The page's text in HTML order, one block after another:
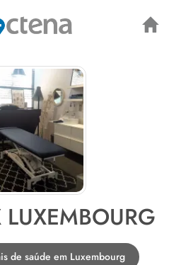
de saúde em Luxembourg